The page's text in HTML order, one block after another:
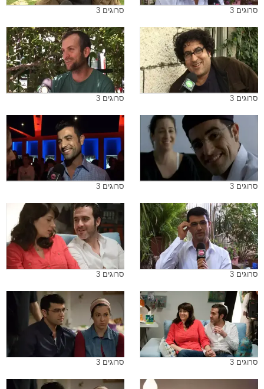
סרוגים 3 סרוגים 3
סרוגים 3 סרוגים 3
סרוגים 3 סרוגים 3
סרוגים 3 סרוגים 3
סרוגים 3 סרוגים 3